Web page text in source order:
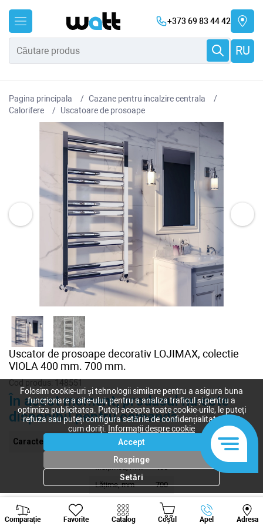
+373 69 83 44 42
RU
Pagina principala
Cazane pentru incalzire centrala
Сalorifere
Uscatoare de prosoape
Uscator de prosoape decorativ LOJIMAX, colectie
VIOLA 400 mm. 700 mm.
Cod produs:148551
În acest moment, produsul nu este
disponibil pentru comandă
Caracteristici
Înalțimea, mm
400
Lățime, mm
700
26
Comparație Favorite Catalog Coșul Apel Adresa
Viber Whatsapp
Folosim cookie-uri și tehnologii similare pentru a asigura buna
funcționare a site-ului, pentru a analiza traficul și pentru a
optimiza publicitatea. Puteți accepta toate cookie-urile, le puteți
refuza sau puteți configura setările de confidențialitate după
cum doriți.
Informații despre cookie
Accept
Respinge
Setări